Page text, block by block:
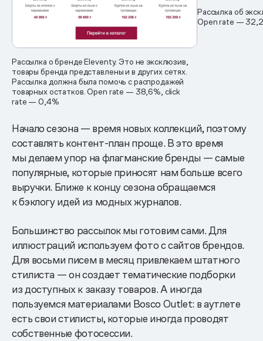
Рассылка о бренде Eleventy. Это не эксклюзив,
товары бренда представлены и в других сетях.
Рассылка должна была помочь с распродажей
товарных остатков. Open rate — 38,6%, click
rate — 0,4%
Рассылка об
Open rate —
Начало сезона — время новых коллекций, поэтому
составлять контент-план проще. В это время
мы делаем упор на флагманские бренды — самые
популярные, которые приносят нам больше всего
выручки. Ближе к концу сезона обращаемся
к бэклогу идей из модных журналов.
Большинство рассылок мы готовим сами. Для
иллюстраций используем фото с сайтов брендов.
Для восьми писем в месяц привлекаем штатного
стилиста — он создает тематические подборки
из доступных к заказу товаров. А иногда
пользуемся материалами Bosco Outlet: в аутлете
есть свои стилисты, которые иногда проводят
собственные фотосессии.